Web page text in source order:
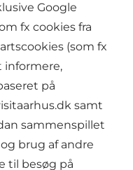
Google
fx cookies fra
(som fx
informere,
på
samt
sammenspillet
brug af andre
til besøg på